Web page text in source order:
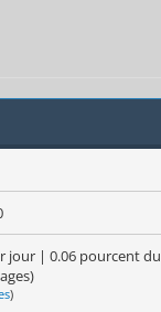
jour | 0.06 pourcent du
)